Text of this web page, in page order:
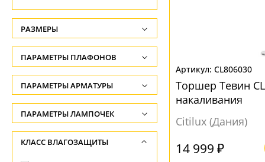
CL806030
Торшер Тевин
накаливания
Citilux (Дания)
14 999 ₽
Флористика(3)
РАЗМЕРЫ
Высота, см
-
Глубина, см
-
Ширина, см
-
ПАРАМЕТРЫ ПЛАФОНОВ
ФОРМА ПЛАФОНА
Декоративный(4)
Квадрат(2)
Конус(24)
ПАРАМЕТРЫ АРМАТУРЫ
ЦВЕТ АРМАТУРЫ
Белый(18)
ПАРАМЕТРЫ ЛАМПОЧЕК
Количество ламп
-
КЛАСС ВЛАГОЗАЩИТЫ